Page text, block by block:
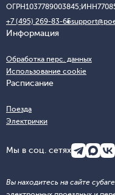
ОГРН1037789003845;ИНН
+7 (495) 269-83-65
Информация
Обработка перс. данных
Использование cookie
Расписание
Поезда
Электрички
Мы в соц. сетях
Вы находитесь на сайте